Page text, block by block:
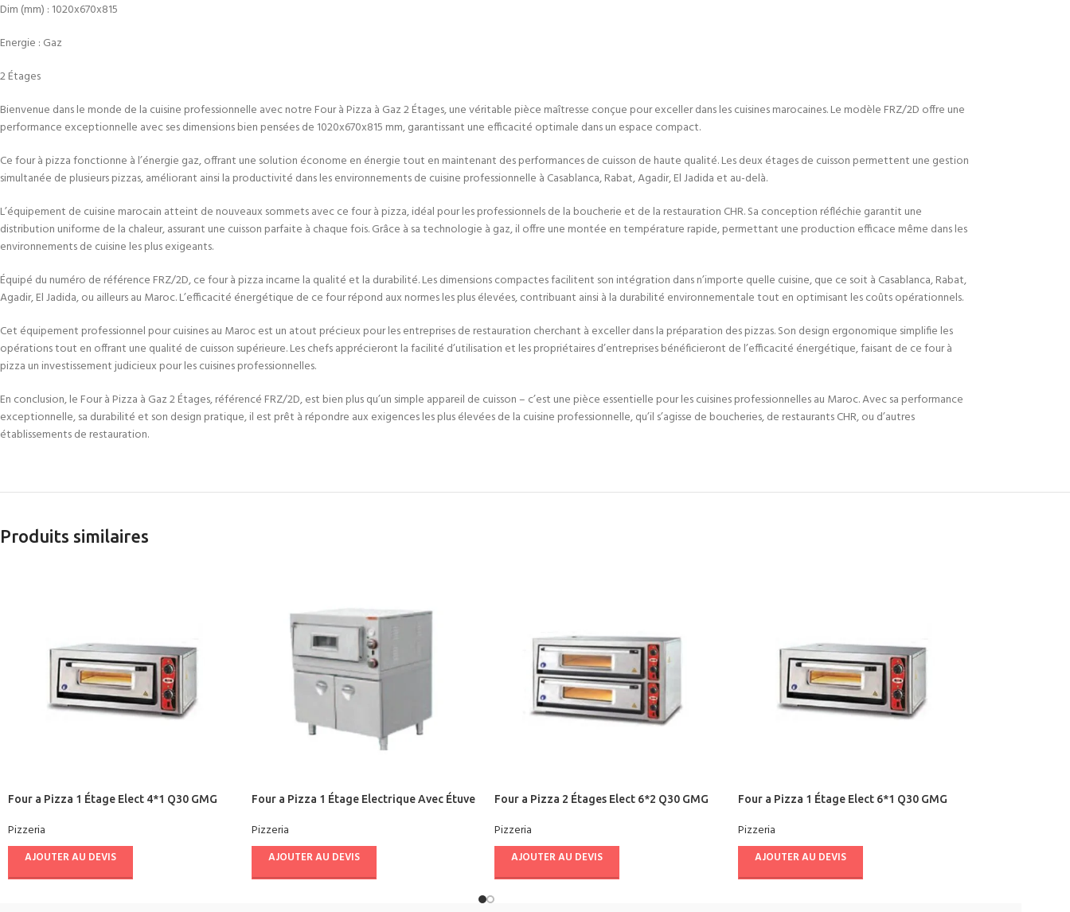
Dim (mm) : 1020x670x815
Energie : Gaz
2 Étages
Bienvenue dans le monde de la cuisine professionnelle avec notre Four à Pizza à Gaz 2 Étages, une véritable pièce maîtresse conçue pour exceller dans les cuisines marocaines. Le modèle FRZ/2D offre une
performance exceptionnelle avec ses dimensions bien pensées de 1020x670x815 mm, garantissant une efficacité optimale dans un espace compact.
Ce four à pizza fonctionne à l’énergie gaz, offrant une solution économe en énergie tout en maintenant des performances de cuisson de haute qualité. Les deux étages de cuisson permettent une gestion
simultanée de plusieurs pizzas, améliorant ainsi la productivité dans les environnements de cuisine professionnelle à Casablanca, Rabat, Agadir, El Jadida et au-delà.
L’équipement de cuisine marocain atteint de nouveaux sommets avec ce four à pizza, idéal pour les professionnels de la boucherie et de la restauration CHR. Sa conception réfléchie garantit une
distribution uniforme de la chaleur, assurant une cuisson parfaite à chaque fois. Grâce à sa technologie à gaz, il offre une montée en température rapide, permettant une production efficace même dans les
environnements de cuisine les plus exigeants.
Équipé du numéro de référence FRZ/2D, ce four à pizza incarne la qualité et la durabilité. Les dimensions compactes facilitent son intégration dans n’importe quelle cuisine, que ce soit à Casablanca, Rabat,
Agadir, El Jadida, ou ailleurs au Maroc. L’efficacité énergétique de ce four répond aux normes les plus élevées, contribuant ainsi à la durabilité environnementale tout en optimisant les coûts opérationnels.
Cet équipement professionnel pour cuisines au Maroc est un atout précieux pour les entreprises de restauration cherchant à exceller dans la préparation des pizzas. Son design ergonomique simplifie les
opérations tout en offrant une qualité de cuisson supérieure. Les chefs apprécieront la facilité d’utilisation et les propriétaires d’entreprises bénéficieront de l’efficacité énergétique, faisant de ce four à
pizza un investissement judicieux pour les cuisines professionnelles.
En conclusion, le Four à Pizza à Gaz 2 Étages, référencé FRZ/2D, est bien plus qu’un simple appareil de cuisson – c’est une pièce essentielle pour les cuisines professionnelles au Maroc. Avec sa performance
exceptionnelle, sa durabilité et son design pratique, il est prêt à répondre aux exigences les plus élevées de la cuisine professionnelle, qu’il s’agisse de boucheries, de restaurants CHR, ou d’autres
établissements de restauration.
Produits similaires
Four a Pizza 1 Étage Elect 4*1 Q30 GMG
Pizzeria
AJOUTER AU DEVIS
Four a Pizza 1 Étage Electrique Avec Étuve
Pizzeria
AJOUTER AU DEVIS
Four a Pizza 2 Étages Elect 6*2 Q30 GMG
Pizzeria
AJOUTER AU DEVIS
Four a Pizza 1 Étage Elect 6*1 Q30 GMG
Pizzeria
AJOUTER AU DEVIS